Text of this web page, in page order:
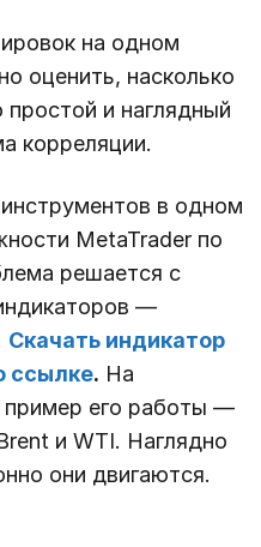
на одном
оценить, насколько
и наглядный
корреляции.
в одном
MetaTrader по
решается с
―
Скачать индикатор
ссылке. На
пример его работы ―
и WTI. Наглядно
они двигаются.